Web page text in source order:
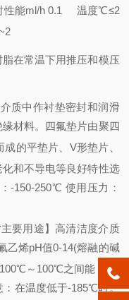
性能ml/h 0.1 温度℃≤2
脂在常温下用推压和模压
质中作衬垫密封和润滑
缘材料。 四氟垫片由聚四
成的平垫片、V形垫片、
和不导电等良好特性选
-150-250℃ 使用压力：
主要用途】高清洁度介质
乙烯pH值0-14(熔融的碱
～100℃之间能 够具
：在温度低于-185℃时。